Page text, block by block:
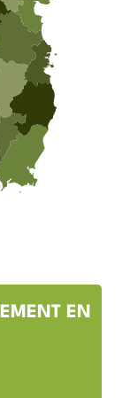
EN